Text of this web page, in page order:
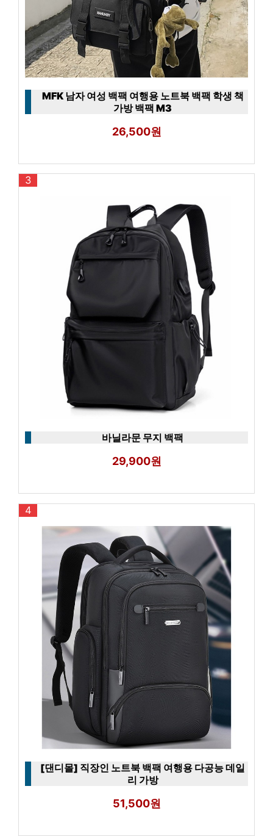
MFK 남자 여성 백팩 여행용 노트북 백팩 학생 책
가방 백팩 M3
26,500원
3
바닐라문 무지 백팩
29,900원
4
[댄디몰] 직장인 노트북 백팩 여행용 다공능 데일
리 가방
51,500원